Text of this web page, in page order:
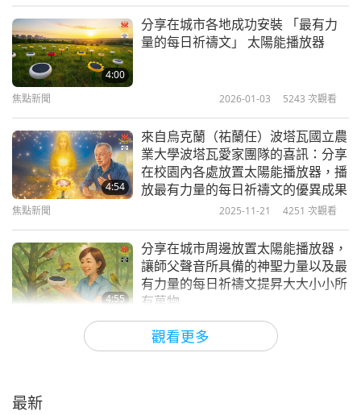
迦南達及其他印度開悟大師、佛陀、亞西西的聖方濟
各（亦以對動物族人慈悲聞名）的聖像與雕像，甚至
供奉著聖雄甘地骨灰—這些珍寶—全都安然無恙。
誠然，神聖的介入是如此強大。或許有人尚不知曉，
尤迦南達將合一的智慧帶入西方，教導耶穌的教誨不
僅限於基督教，更是印度瑜伽行者所熟知的「神性覺
悟」普世科學的一部分。他闡明耶穌並非僅僅是人類
肉身；他是降臨肉身的上帝意識，旨在協助人類重返
上帝懷抱。感謝您，三位至大能者！在我接受印心期
間，我曾有過一場與主耶穌的內在體驗，我深知您，
師父，正是末世時主耶穌的再臨。艾默里 來自美國
專注的艾默里，您在尋找放置播放最有力量的每日祈
禱文的蓮花播放器時，所經歷到的支持與指引，實在
響力的地方。每一朵蓮花以及每台「無上師電視台加
觀看更多
4:00
分享在城市各地成功安裝 「最有力
量的每日祈禱文」 太陽能播放器
焦點新聞 2026-01-03 5243 次觀看
4:54
來自烏克蘭（祐蘭任）波塔瓦國立農
業大學波塔瓦愛家團隊的喜訊：分享
在校園內各處放置太陽能播放器，播
放最有力量的每日祈禱文的優異成果
焦點新聞 2025-11-21 4251 次觀看
4:55
分享在城市周邊放置太陽能播放器，
讓師父聲音所具備的神聖力量以及最
有力量的每日祈禱文提昇大大小小所
有萬物
2025-10-30
最新